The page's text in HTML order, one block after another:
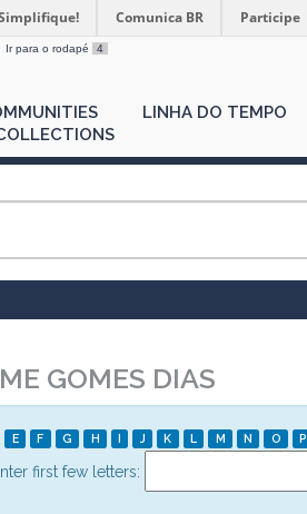
Comunica BR Participe
Ir para o rodapé 4
LINHA DO TEMPO
GOMES DIAS
E F G H I J K L M N O P
first few letters: